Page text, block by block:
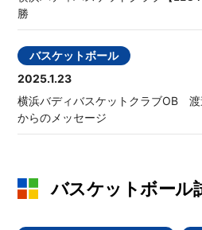
勝
バスケットボール
2025.1.23
横浜バディバスケットクラブOB
からのメッセージ
バスケットボール